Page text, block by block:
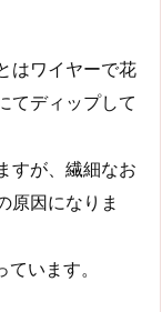
はワイヤーで花
てディップして
すが、繊細なお
原因になりま
います。